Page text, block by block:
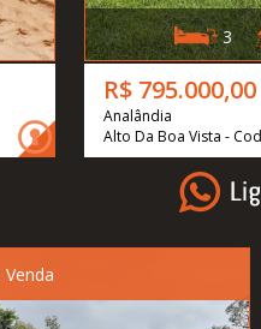
3
R$ 795.000,00
Analândia
Alto Da Boa Vista -
Venda